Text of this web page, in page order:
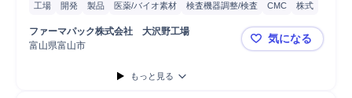
工場 開発 製品 医薬/バイオ素材 検査機器調整/検査 CMC
株式
開発薬事 プロセス設計
医薬部外品
ファーマパック株式会社　大沢野工場
富山県富山市
（経験必須
気になる
もっと見る